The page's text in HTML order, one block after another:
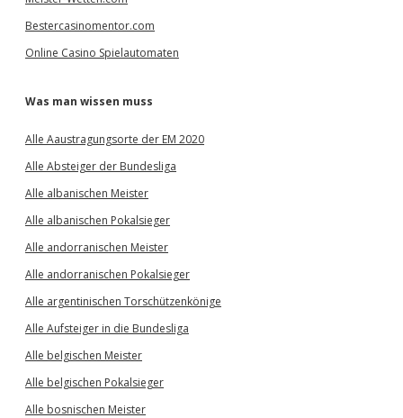
Bestercasinomentor.com
Online Casino Spielautomaten
Was man wissen muss
Alle Aaustragungsorte der EM 2020
Alle Absteiger der Bundesliga
Alle albanischen Meister
Alle albanischen Pokalsieger
Alle andorranischen Meister
Alle andorranischen Pokalsieger
Alle argentinischen Torschützenkönige
Alle Aufsteiger in die Bundesliga
Alle belgischen Meister
Alle belgischen Pokalsieger
Alle bosnischen Meister